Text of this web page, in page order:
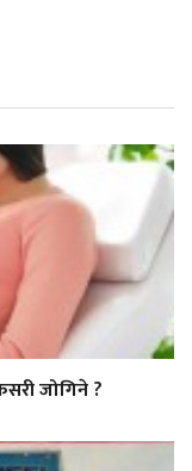
जोगिने ?